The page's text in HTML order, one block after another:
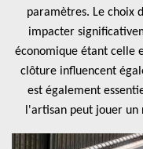
paramètres. Le choix
impacter
économique étant celle
clôture influencent
est également
l'artisan peut jouer